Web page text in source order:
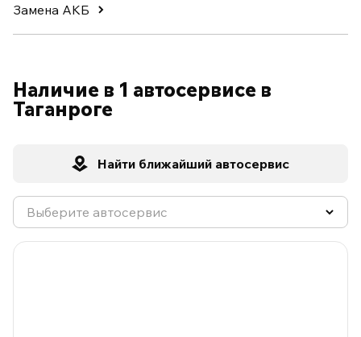
Замена АКБ
Наличие в 1 автосервисе в
Таганроге
Найти ближайший автосервис